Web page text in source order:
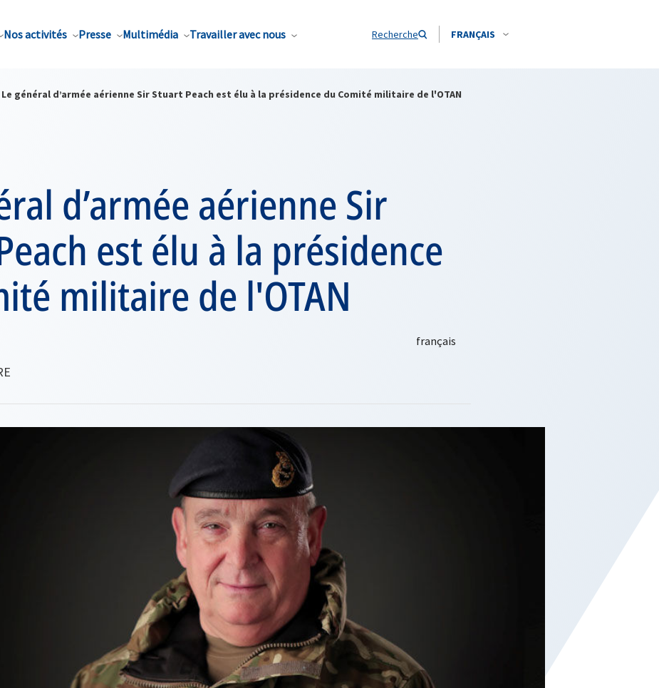
Nos activités Presse Multimédia Travailler avec nous Recherche FRANÇAIS
Le général d’armée aérienne Sir Stuart Peach est élu à la présidence du Comité militaire de l'OTAN
d’armée aérienne Sir
est élu à la présidence
militaire de l'OTAN